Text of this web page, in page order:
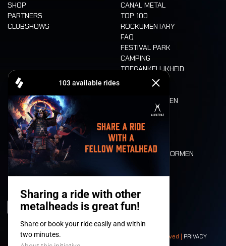
SHOP
PARTNERS
CLUBSHOWS
CANAL METAL
TOP 100
ROCKUMENTARY
FAQ
FESTIVAL PARK
CAMPING
TOEGANKELIJKHEID
CASHLESS
ETEN EN DRINKEN
MOBILITEIT
LONE WOLVES
PLATTEGROND
DEATH RIDE
WAARDEN EN NORMEN
HISTORIEK
© 2008-2026- Apache Productions VZW – All rights reserved | PRIVACY